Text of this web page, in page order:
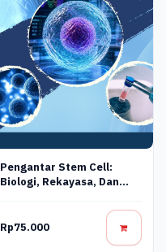
Pengantar Stem Cell:
Biologi, Rekayasa, Dan
Rp75.000